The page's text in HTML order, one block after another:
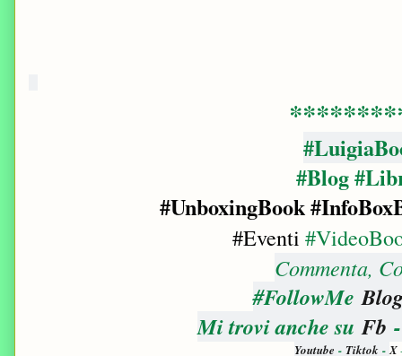
#Blog
#UnboxingBook
#Eventi
Commenta,
#FollowMe
Mi trovi anche suFb
Youtube - Tiktok -X